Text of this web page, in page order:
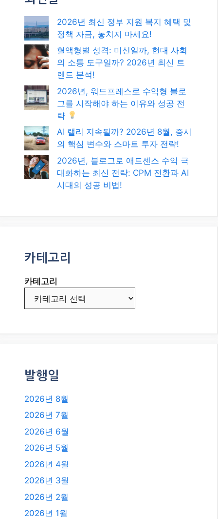
2026년 최신 정부 지원 복지 혜택 및
정책 자금, 놓치지 마세요!
혈액형별 성격: 미신일까, 현대 사회
의 소통 도구일까? 2026년 최신 트
렌드 분석!
2026년, 워드프레스로 수익형 블로
그를 시작해야 하는 이유와 성공 전
략
AI 랠리 지속될까? 2026년 8월, 증시
의 핵심 변수와 스마트 투자 전략!
2026년, 블로그로 애드센스 수익 극
대화하는 최신 전략: CPM 전환과 AI
시대의 성공 비법!
카테고리
카테고리
발행일
2026년 8월
2026년 7월
2026년 6월
2026년 5월
2026년 4월
2026년 3월
2026년 2월
2026년 1월